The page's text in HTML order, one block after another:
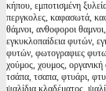
κήπου, εμποτισμένη
περγκολες, καφασωτά,
θάμνοι, ανθοφοροι
εγκυκλοπαίδεια φυτών,
φυτών, φωτογραφιες
χούμος, χουμος,
τσάπα, τσαπα, φτυάρι,
ψαλίδια κλαδέματος,